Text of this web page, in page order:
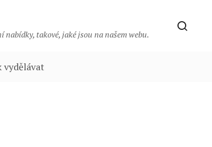
takové, jaké jsou na našem webu.
vydělávat